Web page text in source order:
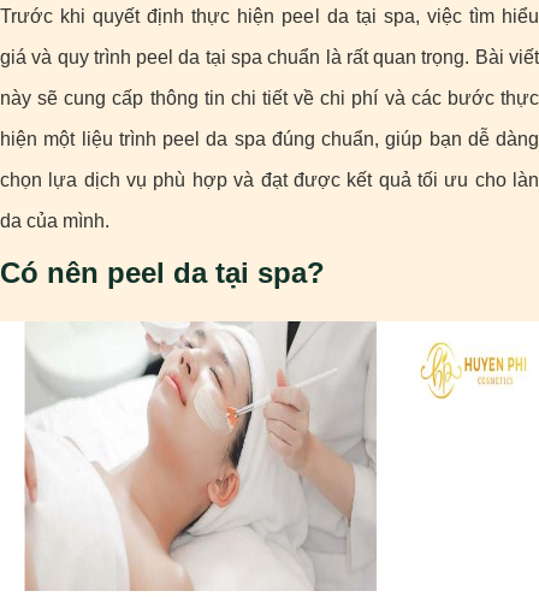
Trước khi quyết định thực hiện peel da tại spa, việc tìm hiểu
giá và quy trình peel da tại spa chuẩn là rất quan trọng. Bài viết
này sẽ cung cấp thông tin chi tiết về chi phí và các bước thực
hiện một liệu trình peel da spa đúng chuẩn, giúp bạn dễ dàng
chọn lựa dịch vụ phù hợp và đạt được kết quả tối ưu cho làn
da của mình.
Có nên peel da tại spa?